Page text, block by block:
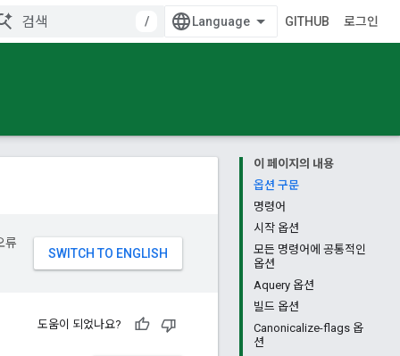
/ GITHUB 로그인
이 페이지의 내용
옵션 구문
명령어
시작 옵션
모든 명령어에 공통적인
옵션
Aquery 옵션
빌드 옵션
Canonicalize-flags 옵
션
류
도움이 되었나요?